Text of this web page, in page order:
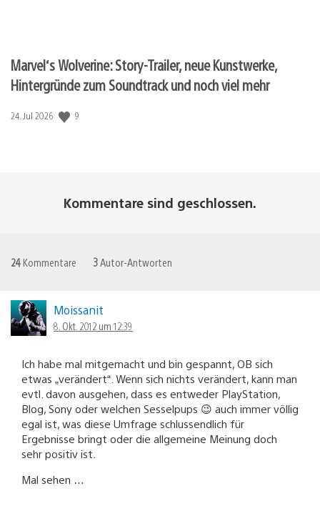
Marvel‘s Wolverine: Story-Trailer, neue Kunstwerke,
Hintergründe zum Soundtrack und noch viel mehr
Veröffentlichungsdatum:
24. Jul 2026 9
Kommentare sind geschlossen.
24 Kommentare 3 Autor-Antworten
Moissanit
8. Okt. 2012 um 12:39
Ich habe mal mitgemacht und bin gespannt, OB sich
etwas „verändert“. Wenn sich nichts verändert, kann man
evtl. davon ausgehen, dass es entweder PlayStation,
Blog, Sony oder welchen Sesselpups 😉 auch immer völlig
egal ist, was diese Umfrage schlussendlich für
Ergebnisse bringt oder die allgemeine Meinung doch
sehr positiv ist.
Mal sehen …